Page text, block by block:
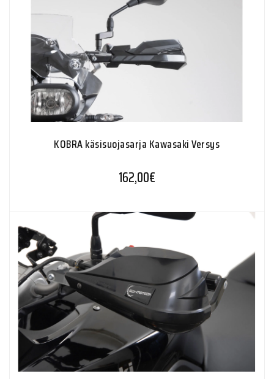
KOBRA käsisuojasarja Kawasaki Versys
162,00€